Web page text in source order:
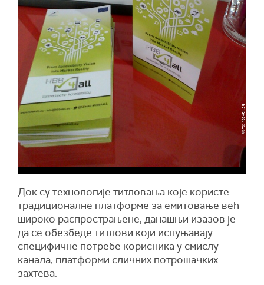
Док су технологије титловања које користе
традиционалне платформе за емитовање већ
широко распрострањене, данашњи изазов је
да се обезбеде титлови који испуњавају
специфичне потребе корисника у смислу
канала, платформи сличних потрошачких
захтева.